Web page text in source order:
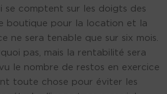
se comptent sur les doigts des
boutique pour la location et la
ne sera tenable que sur six mois.
pas, mais la rentabilité sera
le nombre de restos en exercice
toute chose pour éviter les